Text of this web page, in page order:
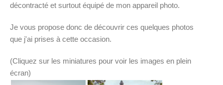
décontracté et surtout équipé de mon appareil photo.
Je vous propose donc de découvrir ces quelques photos
que j'ai prises à cette occasion.